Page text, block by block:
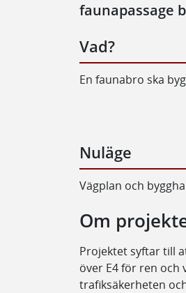
faunapassage
Vad?
En faunabro ska
Nuläge
Vägplan och
Om
Projektet syftar till
över E4 för ren och
trafiksäkerheten